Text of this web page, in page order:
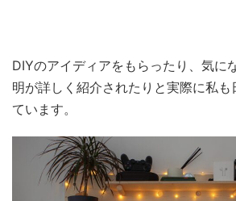
DIYのアイディアをもらったり、気に
明が詳しく紹介されたりと実際に私も
ています。